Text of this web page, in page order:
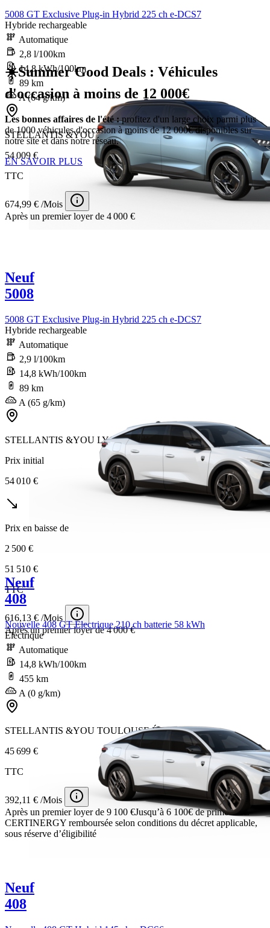
☀️Summer Good Deals : Véhicules
d'occasion à moins de 12 000€
Les bonnes affaires de l'été :profitez d'un large choix parmi plus
de 1000 véhicules d'occasion à moins de 12 000€ disponibles sur
notre site et dans notre réseau.
EN SAVOIR PLUS
5008 GT Exclusive Plug-in Hybrid 225 ch e-DCS7
Hybride rechargeable
Automatique
2,8 l/100km
14,8 kWh/100km
89 km
A (64 g/km)
STELLANTIS &YOU CESSON-SÉVIGNÉ
54 009 €
TTC
674,99 € /Mois
Après un premier loyer de 4 000 €
Neuf
5008
5008 GT Exclusive Plug-in Hybrid 225 ch e-DCS7
Hybride rechargeable
Automatique
2,9 l/100km
14,8 kWh/100km
89 km
A (65 g/km)
STELLANTIS &YOU LYON ÉCULLY
Prix initial
54 010 €
Prix en baisse de
2 500 €
51 510 €
TTC
616,13 € /Mois
Après un premier loyer de 4 000 €
Neuf
408
Nouvelle 408 GT Electrique 210 ch batterie 58 kWh
Electrique
Automatique
14,8 kWh/100km
455 km
A (0 g/km)
STELLANTIS &YOU TOULOUSE ÉTATS-UNIS
45 699 €
TTC
392,11 € /Mois
Après un premier loyer de 9 100 €Jusqu’à 6 100€ de prime CEE
CERTINERGY remboursée selon conditions du décret applicable,
sous réserve d’éligibilité
Neuf
408